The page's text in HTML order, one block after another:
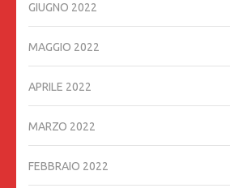
GIUGNO 2022
MAGGIO 2022
APRILE 2022
MARZO 2022
FEBBRAIO 2022